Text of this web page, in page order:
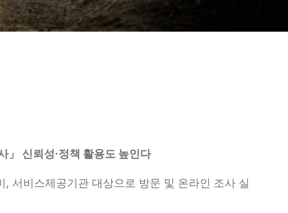
」 신뢰성·정책 활용도 높인다
서비스제공기관 대상으로 방문 및 온라인 조사 실